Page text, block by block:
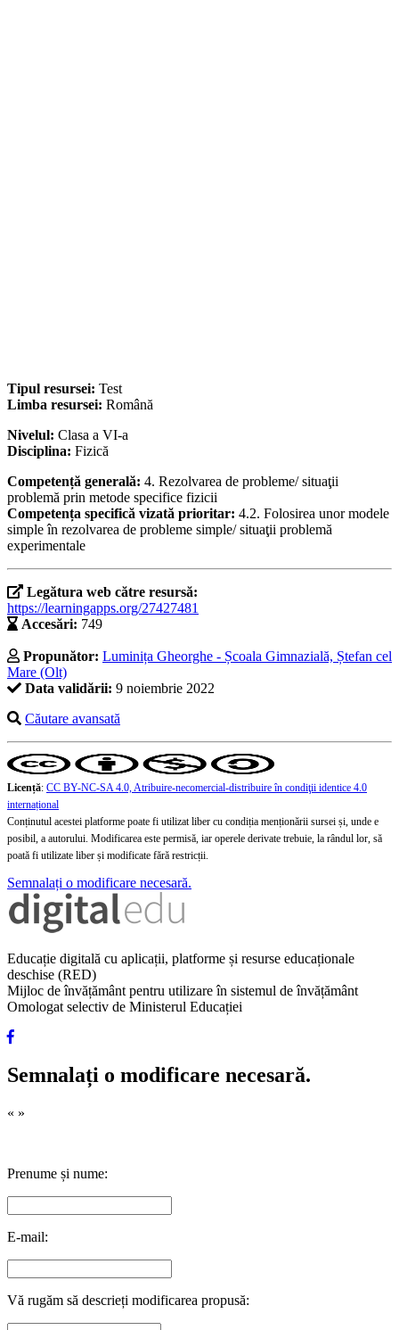
Tipul resursei: Test
Limba resursei: Română
Nivelul: Clasa a VI-a
Disciplina: Fizică
Competență generală: 4. Rezolvarea de probleme/ situaţii
problemă prin metode specifice fizicii
Competența specifică vizată prioritar: 4.2. Folosirea unor modele
simple în rezolvarea de probleme simple/ situaţii problemă
experimentale
Legătura web către resursă:
https://learningapps.org/27427481
Accesări: 749
Propunător: Luminița Gheorghe - Școala Gimnazială, Ștefan cel
Mare (Olt)
Data validării: 9 noiembrie 2022
Căutare avansată
Licență: CC BY-NC-SA 4.0, Atribuire-necomercial-distribuire în condiţii identice 4.0
internațional
Conținutul acestei platforme poate fi utilizat liber cu condiția menționării sursei și, unde e
posibil, a autorului. Modificarea este permisă, iar operele derivate trebuie, la rândul lor, să
poată fi utilizate liber și modificate fără restricții.
Semnalați o modificare necesară.
Educație digitală cu aplicații, platforme și resurse educaționale
deschise (RED)
Mijloc de învățământ pentru utilizare în sistemul de învățământ
Omologat selectiv de Ministerul Educației
Semnalați o modificare necesară.
« »
Prenume și nume:
E-mail:
Vă rugăm să descrieți modificarea propusă: